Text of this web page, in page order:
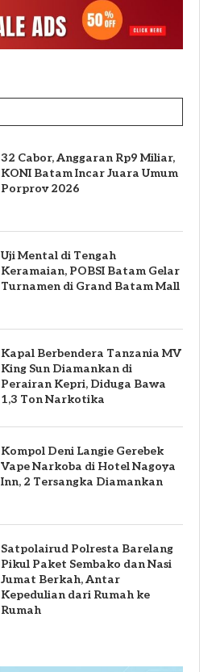
32 Cabor, Anggaran Rp9 Miliar,
KONI Batam Incar Juara Umum
Porprov 2026
Uji Mental di Tengah
Keramaian, POBSI Batam Gelar
Turnamen di Grand Batam Mall
Kapal Berbendera Tanzania MV
King Sun Diamankan di
Perairan Kepri, Diduga Bawa
1,3 Ton Narkotika
Kompol Deni Langie Gerebek
Vape Narkoba di Hotel Nagoya
Inn, 2 Tersangka Diamankan
Satpolairud Polresta Barelang
Pikul Paket Sembako dan Nasi
Jumat Berkah, Antar
Kepedulian dari Rumah ke
Rumah